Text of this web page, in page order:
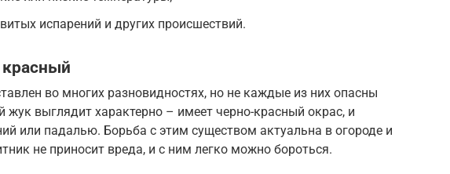
испарений и других происшествий.
во многих разновидностях, но не каждые из них опасны
жук выглядит характерно – имеет черно-красный окрас, и
или падалью. Борьба с этим существом актуальна в огороде и
не приносит вреда, и с ним легко можно бороться.